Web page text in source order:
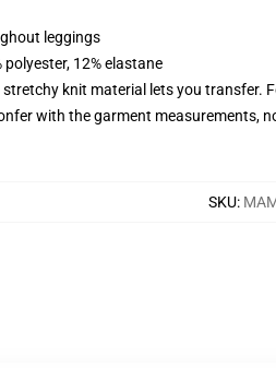
leggings
12% elastane
knit material lets you transfer.
with the garment measurements,
SKU: